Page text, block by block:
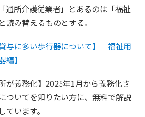
通所介護従業者」とあるのは「福祉
読み替えるものとする。
貸与に多い歩行器について】 福祉用
編】
が義務化】2025年1月から義務化さ
ついてを知りたい方に、無料で解説
います。